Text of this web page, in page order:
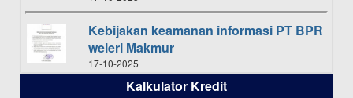
Kebijakan keamanan informasi PT BPR
weleri Makmur
17-10-2025
Kalkulator Kredit